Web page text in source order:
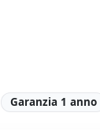
Garanzia 1 anno